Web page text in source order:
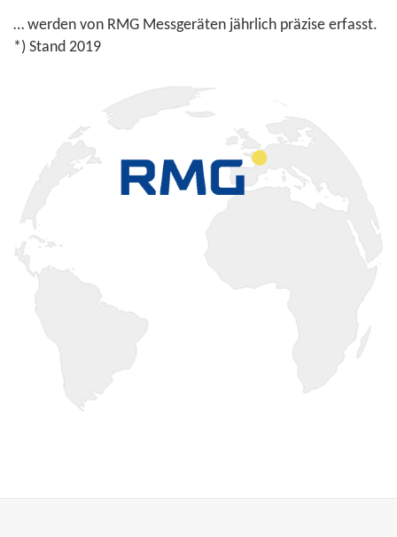
… werden von RMG Messgeräten jährlich präzise erfasst.
*) Stand 2019